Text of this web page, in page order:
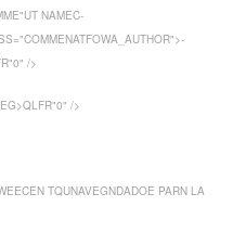
NAMEC-
/>
/>
TQUNAVEGNDADOE PARN LA